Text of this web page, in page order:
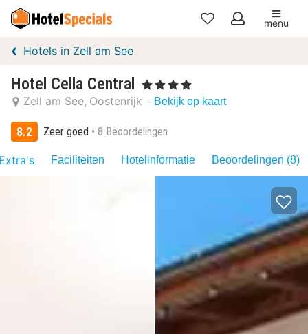
Mijn
menu
Hotels in Zell am See
Hotel Cella Central , 4 Sterren
Zell am See Oostenrijk - Bekijk op kaart
8.2 Zeer goed 8 Beoordelingen
Faciliteiten Hotelinformatie Beoordelingen (8)